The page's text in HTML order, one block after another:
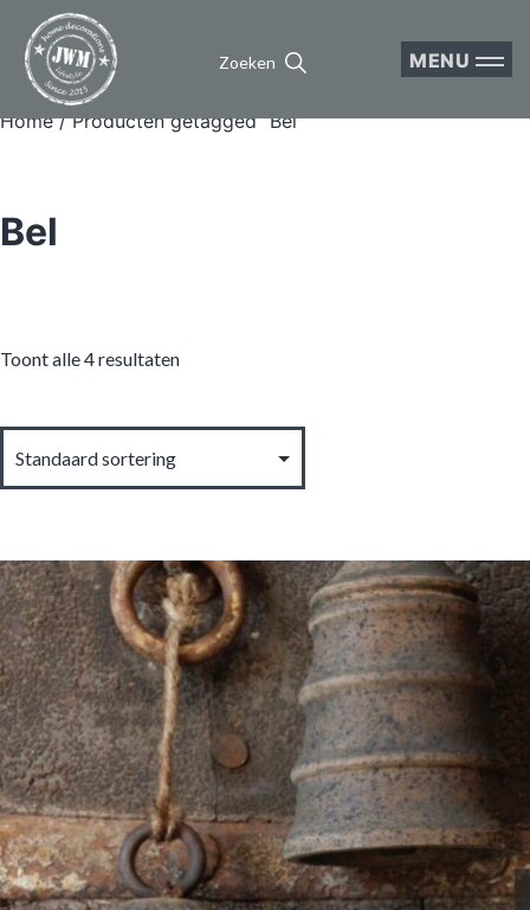
Zoeken MENU
Home/ Producten getagged “Bel”
Bel
Toont alle 4 resultaten